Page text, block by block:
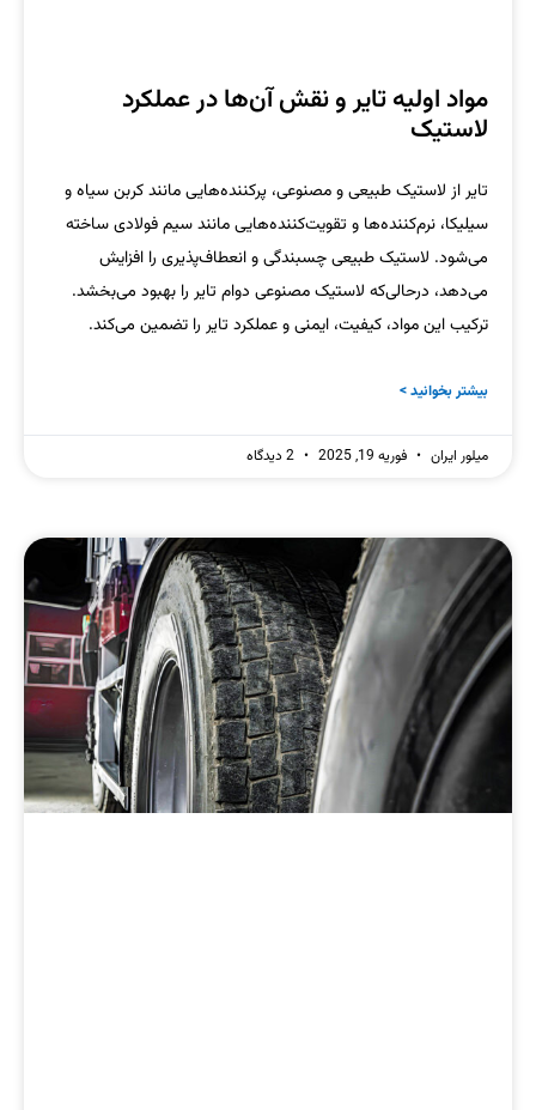
مواد اولیه تایر و نقش آن‌ها در عملکرد
لاستیک
تایر از لاستیک طبیعی و مصنوعی، پرکننده‌هایی مانند کربن سیاه و
سیلیکا، نرم‌کننده‌ها و تقویت‌کننده‌هایی مانند سیم فولادی ساخته
می‌شود. لاستیک طبیعی چسبندگی و انعطاف‌پذیری را افزایش
می‌دهد، درحالی‌که لاستیک مصنوعی دوام تایر را بهبود می‌بخشد.
ترکیب این مواد، کیفیت، ایمنی و عملکرد تایر را تضمین می‌کند.
بیشتر بخوانید >
میلور ایران فوریه 19, 2025